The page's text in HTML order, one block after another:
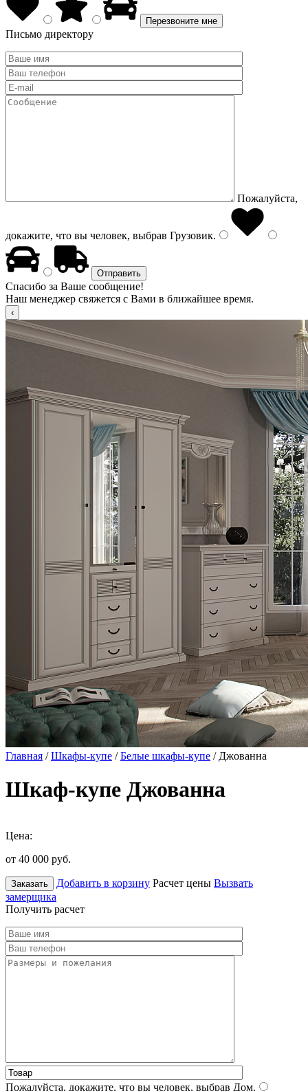
Письмо директору
Пожалуйста,
докажите, что вы человек, выбрав Грузовик.
Спасибо за Ваше сообщение!
Наш менеджер свяжется с Вами в ближайшее время.
Главная /Шкафы-купе /Белые шкафы-купе / Джованна
Шкаф-купе Джованна
Цена:
от 40 000 руб.
Заказать Добавить в корзину Расчет цены Вызвать
замерщика
Получить расчет
Пожалуйста, докажите, что вы человек, выбрав Дом.